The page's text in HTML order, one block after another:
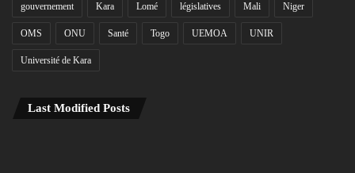
gouvernement Kara Lomé législatives Mali Niger
OMS ONU Santé Togo UEMOA UNIR
Université de Kara
Last Modified Posts